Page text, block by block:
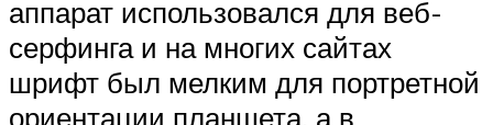
аппарат использовался для веб-
серфинга и на многих сайтах
шрифт был мелким для портретной
ориентации планшета, а в